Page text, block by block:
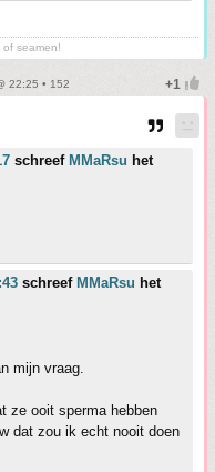
of seamen!
22:25 • 152
schreef MMaRsu het
schreef MMaRsu het
mijn vraag.
ze ooit sperma hebben
dat zou ik echt nooit doen